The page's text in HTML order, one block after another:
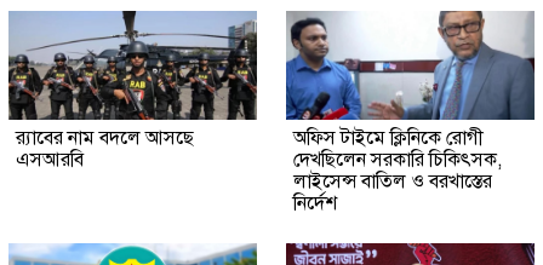
র‍্যাবের নাম বদলে আসছে
এসআরবি
অফিস টাইমে ক্লিনিকে রোগী
দেখছিলেন সরকারি চিকিৎসক,
লাইসেন্স বাতিল ও বরখাস্তের
নির্দেশ